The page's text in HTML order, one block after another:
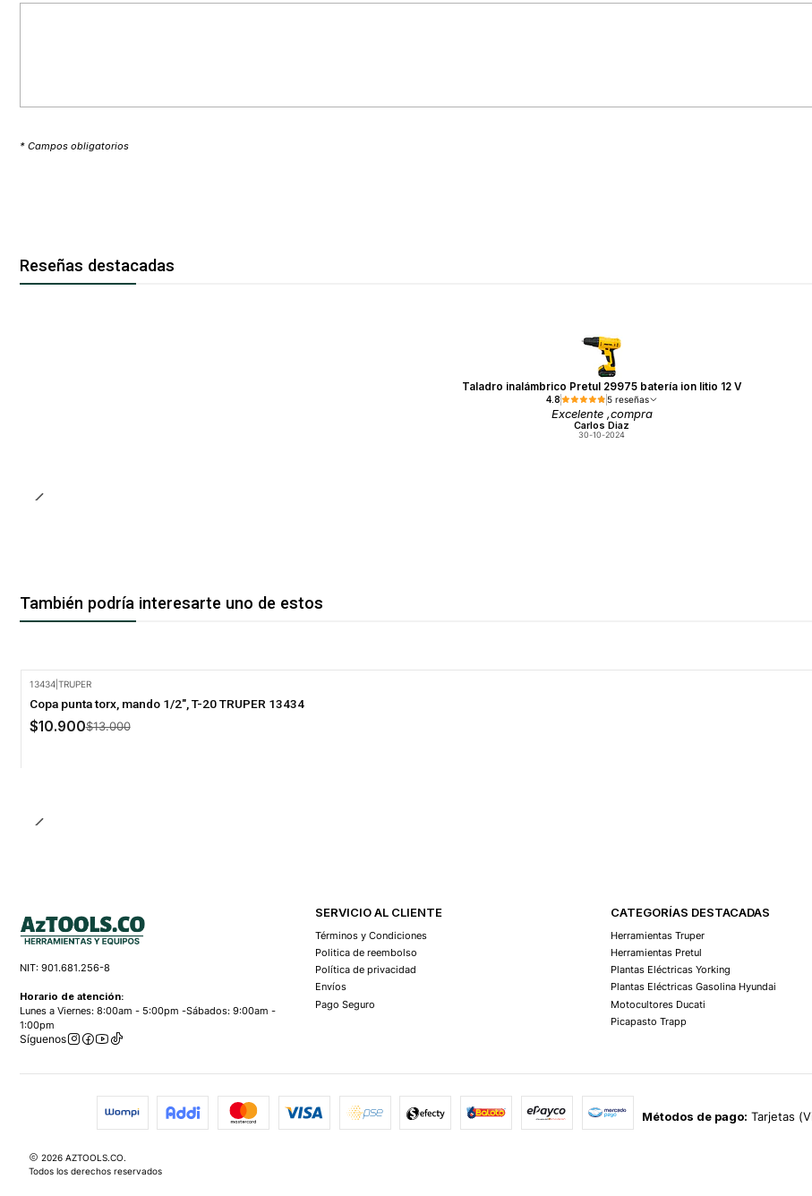
* Campos obligatorios
Reseñas destacadas
Taladro inalámbrico Pretul 29975 batería ion litio 12 V
4.8 5 reseñas
Excelente ,compra
Carlos Diaz
30-10-2024
También podría interesarte uno de estos
13434| TRUPER
Copa punta torx, mando 1/2", T-20 TRUPER 13434
$10.900$13.000
NIT: 901.681.256-8
Horario de atención:
Lunes a Viernes: 8:00am - 5:00pm -Sábados: 9:00am -
1:00pm
Síguenos
SERVICIO AL CLIENTE
Términos y Condiciones
Politica de reembolso
Política de privacidad
Envíos
Pago Seguro
CATEGORÍAS DESTACADAS
Herramientas Truper
Herramientas Pretul
Plantas Eléctricas Yorking
Plantas Eléctricas Gasolina Hyundai
Motocultores Ducati
Picapasto Trapp
Métodos de pago: Tarjetas
2026 AZTOOLS.CO.
Todos los derechos reservados